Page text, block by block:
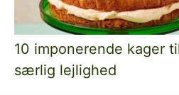
10 imponerende kager
særlig lejlighed